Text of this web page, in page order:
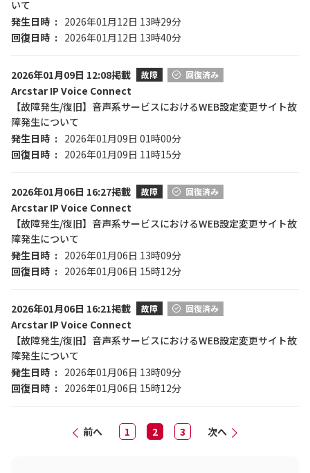
いて
発生日時
2026年01月12日 13時29分
回復日時
2026年01月12日 13時40分
2026年01月09日 12:08掲載 故障 回復済み
Arcstar IP Voice Connect
【故障発生/復旧】音声系サービスにおけるWEB設定変更サイト故
障発生について
発生日時
2026年01月09日 01時00分
回復日時
2026年01月09日 11時15分
2026年01月06日 16:27掲載 故障 回復済み
Arcstar IP Voice Connect
【故障発生/復旧】音声系サービスにおけるWEB設定変更サイト故
障発生について
発生日時
2026年01月06日 13時09分
回復日時
2026年01月06日 15時12分
2026年01月06日 16:21掲載 故障 回復済み
Arcstar IP Voice Connect
【故障発生/復旧】音声系サービスにおけるWEB設定変更サイト故
障発生について
発生日時
2026年01月06日 13時09分
回復日時
2026年01月06日 15時12分
前へ 1 2 3 次へ